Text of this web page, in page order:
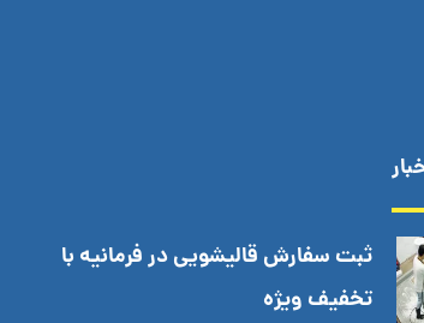
ثبت سفارش قالیشویی در فرمانیه با
تخفیف ویژه